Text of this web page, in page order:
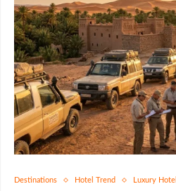
Destinations Hotel Trend Luxury Hotel